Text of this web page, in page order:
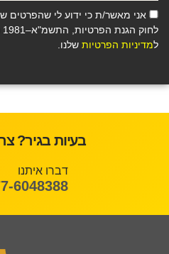
אני מאשר/ת כי ידוע לי שהפרטים
למדיניות הפרטיות שלנו.
בעיות בגיר?
דברו איתנו
6048388